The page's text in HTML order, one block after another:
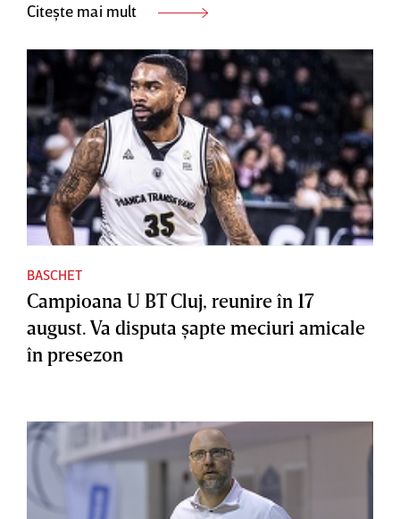
Citește mai mult
BASCHET
Campioana U BT Cluj, reunire în 17
august. Va disputa şapte meciuri amicale
în presezon